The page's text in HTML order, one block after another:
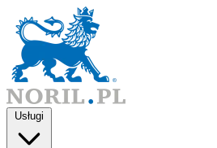
Usługi